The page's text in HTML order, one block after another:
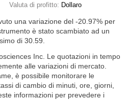
Valuta di profitto: Dollaro
una variazione del -20.97% per
è stato scambiato ad un
di 30.59.
Inc. Le quotazioni in tempo
alle variazioni di mercato.
è possibile monitorare le
di cambio di minuti, ore, giorni,
informazioni per prevedere i